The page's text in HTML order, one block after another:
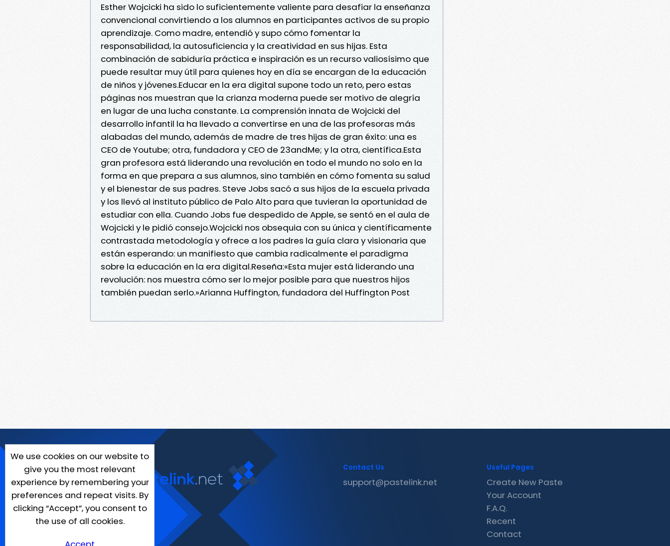
Esther Wojcicki ha sido lo suficientemente valiente para desafiar la enseñanza
convencional convirtiendo a los alumnos en participantes activos de su propio
aprendizaje. Como madre, entendió y supo cómo fomentar la
responsabilidad, la autosuficiencia y la creatividad en sus hijas. Esta
combinación de sabiduría práctica e inspiración es un recurso valiosísimo que
puede resultar muy útil para quienes hoy en día se encargan de la educación
de niños y jóvenes.Educar en la era digital supone todo un reto, pero estas
páginas nos muestran que la crianza moderna puede ser motivo de alegría
en lugar de una lucha constante. La comprensión innata de Wojcicki del
desarrollo infantil la ha llevado a convertirse en una de las profesoras más
alabadas del mundo, además de madre de tres hijas de gran éxito: una es
CEO de Youtube; otra, fundadora y CEO de 23andMe; y la otra, científica.Esta
gran profesora está liderando una revolución en todo el mundo no solo en la
forma en que prepara a sus alumnos, sino también en cómo fomenta su salud
y el bienestar de sus padres. Steve Jobs sacó a sus hijos de la escuela privada
y los llevó al instituto público de Palo Alto para que tuvieran la oportunidad de
estudiar con ella. Cuando Jobs fue despedido de Apple, se sentó en el aula de
Wojcicki y le pidió consejo.Wojcicki nos obsequia con su única y científicamente
contrastada metodología y ofrece a los padres la guía clara y visionaria que
están esperando: un manifiesto que cambia radicalmente el paradigma
sobre la educación en la era digital.Reseña:«Esta mujer está liderando una
revolución: nos muestra cómo ser lo mejor posible para que nuestros hijos
también puedan serlo.»Arianna Huffington, fundadora del Huffington Post
We use cookies on our website to
give you the most relevant
experience by remembering your
preferences and repeat visits. By
clicking “Accept”, you consent to
the use of all cookies.
Contact Us
support@pastelink.net
Useful Pages
Create New Paste
Your Account
F.A.Q.
Recent
Contact